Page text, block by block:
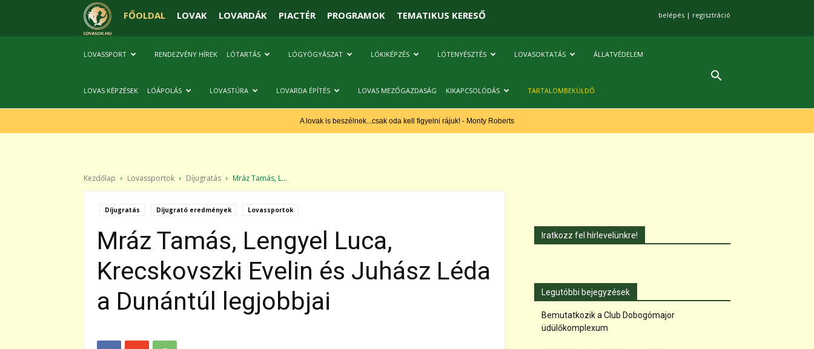
FŐOLDAL LOVAK LOVARDÁK PIACTÉR PROGRAMOK TEMATIKUS KERESŐ belépés | regisztráció
LOVASSPORT RENDEZVÉNY HÍREK LÓTARTÁS LÓGYÓGYÁSZAT LÓKIKÉPZÉS LÓTENYÉSZTÉS LOVASOKTATÁS ÁLLATVÉDELEM
LOVAS KÉPZÉSEK LÓÁPOLÁS LOVASTÚRA LOVARDA ÉPÍTÉS LOVAS MEZŐGAZDASÁG KIKAPCSOLÓDÁS TARTALOMBEKÜLDŐ
A lovak is beszélnek...csak oda kell figyelni rájuk! - Monty Roberts
Kezdőlap Lovassportok Díjugratás Mráz Tamás, L...
Díjugratás Díjugrató eredmények Lovassportok
Mráz Tamás, Lengyel Luca,
Krecskovszki Evelin és Juhász Léda
a Dunántúl legjobbjai
Iratkozz fel hírlevelünkre!
Legutóbbi bejegyzések
Bemutatkozik a Club Dobogómajor
üdülőkomplexum